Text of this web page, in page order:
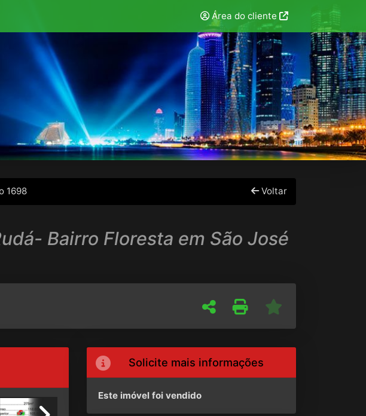
Área do cliente
1698 Voltar
Bairro Floresta em São José
Solicite mais informações
Este imóvel foi vendido